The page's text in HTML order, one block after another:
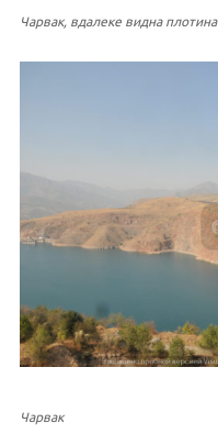
Чарвак, вдалеке видна плотина
Чарвак